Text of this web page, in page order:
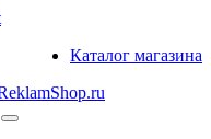
Каталог магазина